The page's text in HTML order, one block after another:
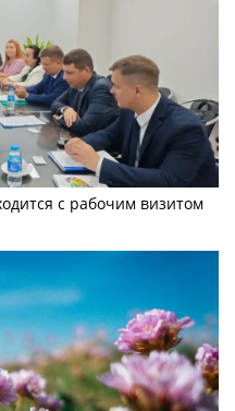
с рабочим визитом